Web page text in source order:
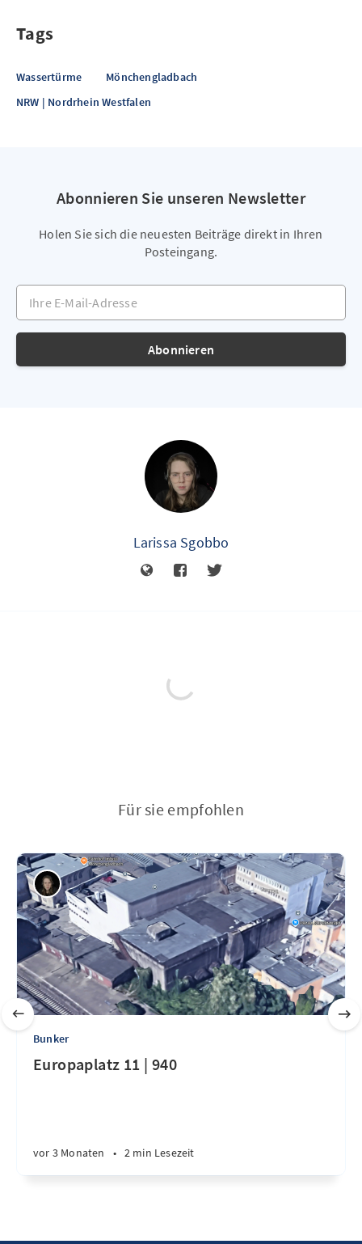
Tags
Wassertürme
Mönchengladbach
NRW | Nordrhein Westfalen
Abonnieren Sie unseren Newsletter
Holen Sie sich die neuesten Beiträge direkt in Ihren
Posteingang.
Ihre E-Mail-Adresse
Abonnieren
Larissa Sgobbo
Für sie empfohlen
Bunker
Europaplatz 11 | 940
vor 3 Monaten • 2 min Lesezeit